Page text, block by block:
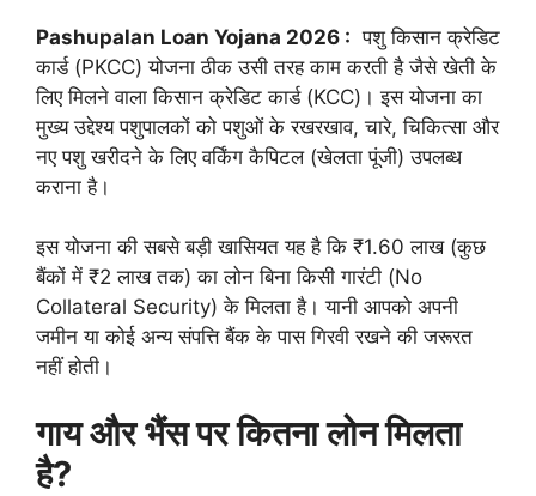
Pashupalan Loan Yojana 2026 : पशु किसान क्रेडिट
कार्ड (PKCC) योजना ठीक उसी तरह काम करती है जैसे खेती के
लिए मिलने वाला किसान क्रेडिट कार्ड (KCC)। इस योजना का
मुख्य उद्देश्य पशुपालकों को पशुओं के रखरखाव, चारे, चिकित्सा और
नए पशु खरीदने के लिए वर्किंग कैपिटल (खेलता पूंजी) उपलब्ध
कराना है।
इस योजना की सबसे बड़ी खासियत यह है कि ₹1.60 लाख (कुछ
बैंकों में ₹2 लाख तक) का लोन बिना किसी गारंटी (No
Collateral Security) के मिलता है। यानी आपको अपनी
जमीन या कोई अन्य संपत्ति बैंक के पास गिरवी रखने की जरूरत
नहीं होती।
गाय और भैंस पर कितना लोन मिलता
है?